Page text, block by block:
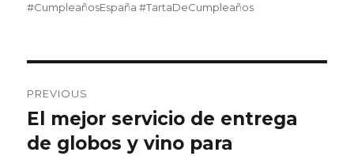
#CumpleañosEspaña #TartaDeCumpleaños
navigation
PREVIOUS
Previous
post:
El mejor servicio de entrega
de globos y vino para